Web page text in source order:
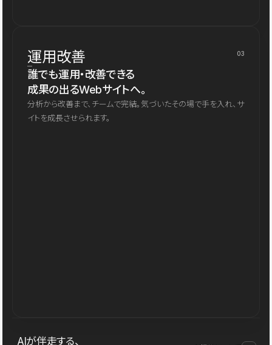
運用改善 03
誰でも運用・改善できる
成果の出るWebサイトへ。
分析から改善まで、チームで完結。気づいたその場で手を入れ、サ
イトを成長させられます。
AIが伴走する、